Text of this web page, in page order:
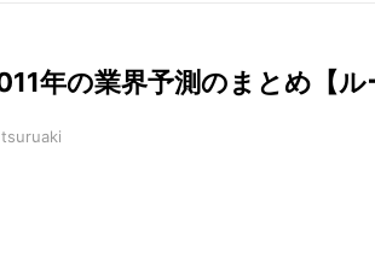
年の業界予測のまとめ【ル
tsuruaki